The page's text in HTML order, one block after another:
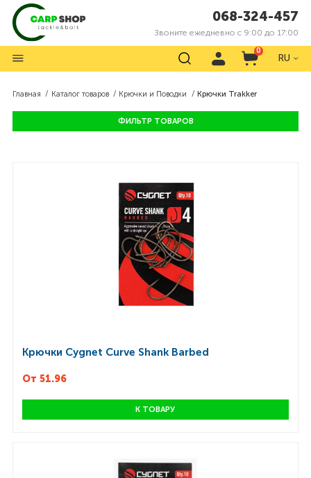
068-324-457
Звоните ежедневно с 9:00 до 17:00
0
RU
Главная Каталог товаров Крючки и Поводки Крючки Trakker
ФИЛЬТР ТОВАРОВ
Крючки Cygnet Curve Shank Barbed
От 51.96
К ТОВАРУ